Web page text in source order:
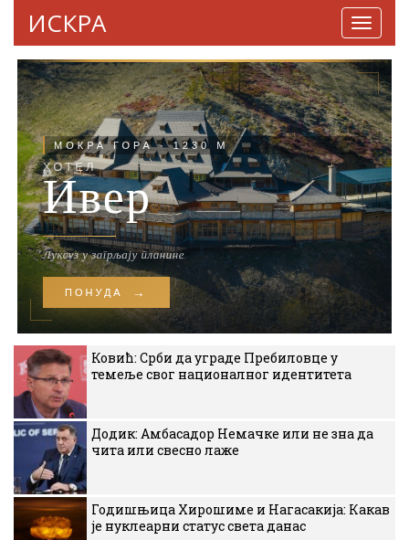
ИСКРА
Ковић: Срби да уграде Пребиловце у
темеље свог националног идентитета
Додик: Амбасадор Немачке или не зна да
чита или свесно лаже
Годишњица Хирошиме и Нагасакија: Какав
је нуклеарни статус света данас